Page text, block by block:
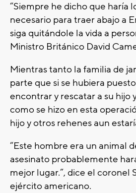
“Siempre he dicho que haría
necesario para traer abajo a
siga quitándole la vida a
Ministro Británico David
Mientras tanto la familia de
parte que si se hubiera
encontrar y rescatar a su hijo
como se hizo en esta
hijo y otros rehenes aun
“Este hombre era un animal
asesinato probablemente
mejor lugar.”, dice el coronel
ejército americano.